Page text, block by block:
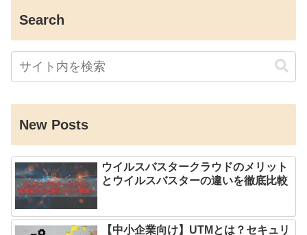
Search
New Posts
ウイルスバスタークラウドのメリット
とウイルスバスターの違いを徹底比較
【中小企業向け】UTMとは？セキュリ